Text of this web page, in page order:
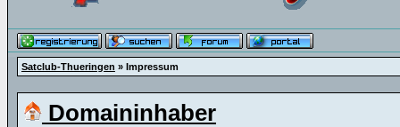
Satclub-Thueringen » Impressum
Domaininhaber